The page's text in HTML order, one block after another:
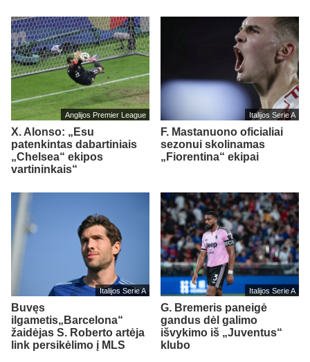
Anglijos Premier League
X. Alonso: „Esu
patenkintas dabartiniais
„Chelsea“ ekipos
vartininkais“
Italijos Serie A
F. Mastanuono oficialiai
sezonui skolinamas
„Fiorentina“ ekipai
Italijos Serie A
Buvęs
ilgametis„Barcelona“
žaidėjas S. Roberto artėja
link persikėlimo į MLS
Italijos Serie A
G. Bremeris paneigė
gandus dėl galimo
išvykimo iš „Juventus“
klubo